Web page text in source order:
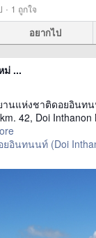
· 1 ถูกใจ
อยากไป
ม่ ...
นแห่งชาติดอยอินท
42, Doi Inthanon
อินทนนท์ (Doi